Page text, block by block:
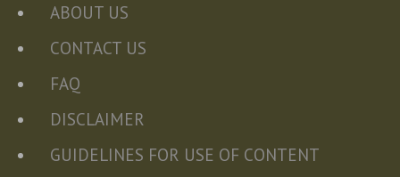
ABOUT US
CONTACT US
FAQ
DISCLAIMER
GUIDELINES FOR USE OF CONTENT